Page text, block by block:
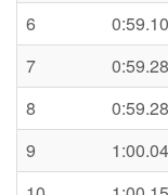
6
0:59.10
7
0:59.28
8
0:59.28
9
1:00.04